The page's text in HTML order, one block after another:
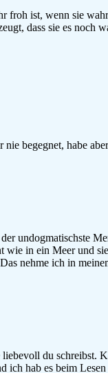
froh ist, wenn sie
dass sie es noch
begegnet, habe
undogmatischste
in ein Meer und
nehme ich in
du schreibst.
hab es beim